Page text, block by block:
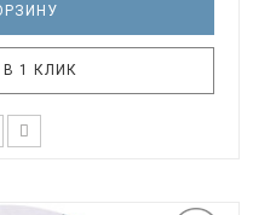
1 КЛИК
очень основательно.